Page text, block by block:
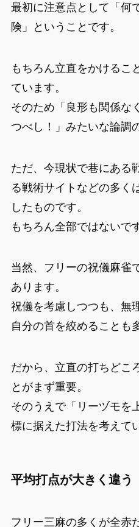
最初に注意点として「何
険」ということです。
もちろん立直をかけるこ
ています。
そのため「良形も関係な
つべし！」みたいな論調
ただ、今現状で巷にある
る戦術サイトなどの多く
したものです。
もちろん全部ではないで
当然、フリーの祝儀麻雀
あります。
祝儀を考慮しつつも、無
自分の首を絞めることも
だから、立直の打ちどこ
とがまず重要。
そのうえで「リーヅモを
標に据えた打法を考えて
平均打点が大きく違う
フリー三麻の多くが全赤